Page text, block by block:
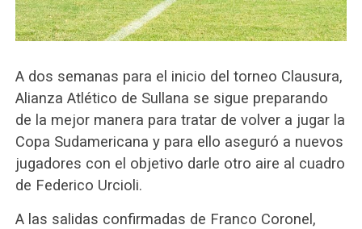
A dos semanas para el inicio del torneo Clausura,
Alianza Atlético de Sullana se sigue preparando
de la mejor manera para tratar de volver a jugar la
Copa Sudamericana y para ello aseguró a nuevos
jugadores con el objetivo darle otro aire al cuadro
de Federico Urcioli.
A las salidas confirmadas de Franco Coronel,